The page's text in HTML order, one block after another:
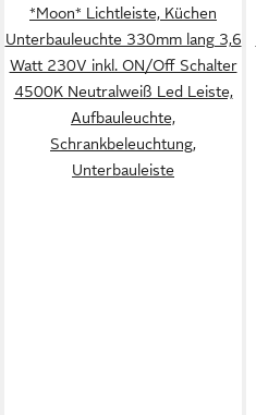
*Moon* Lichtleiste, Küchen
Unterbauleuchte 330mm lang 3,6
Watt 230V inkl. ON/Off Schalter
4500K Neutralweiß Led Leiste,
Aufbauleuchte,
Schrankbeleuchtung,
Unterbauleiste